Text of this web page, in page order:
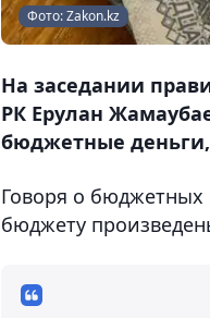
Фото: Zakon.kz
На заседании
РК Ерулан
бюджетные деньги,
Говоря о бюджетных
бюджету